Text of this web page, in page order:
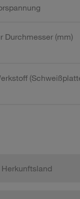
Durchmesser (mm)
Herkunftsland